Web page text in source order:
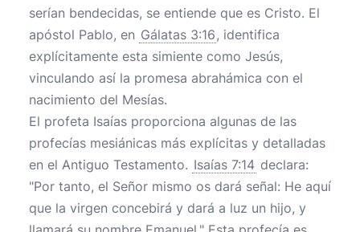
serían bendecidas, se entiende que es Cristo. El
apóstol Pablo, en Gálatas 3:16, identifica
explícitamente esta simiente como Jesús,
vinculando así la promesa abrahámica con el
nacimiento del Mesías.
El profeta Isaías proporciona algunas de las
profecías mesiánicas más explícitas y detalladas
en el Antiguo Testamento. Isaías 7:14 declara:
"Por tanto, el Señor mismo os dará señal: He aquí
que la virgen concebirá y dará a luz un hijo, y